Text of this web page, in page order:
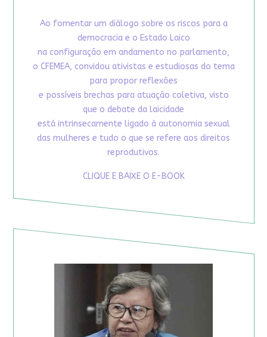
Ao fomentar um diálogo sobre os riscos para a
democracia e o Estado Laico
na configuração em andamento no parlamento,
o CFEMEA, convidou ativistas e estudiosas do tema
para propor reflexões
e possíveis brechas para atuação coletiva, visto
que o debate da laicidade
está intrinsecamente ligado à autonomia sexual
das mulheres e tudo o que se refere aos direitos
reprodutivos.
CLIQUE E BAIXE O E-BOOK